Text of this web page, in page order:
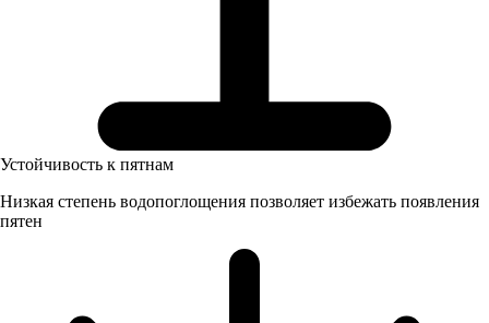
Устойчивость к пятнам
Низкая степень водопоглощения позволяет избежать появления
пятен